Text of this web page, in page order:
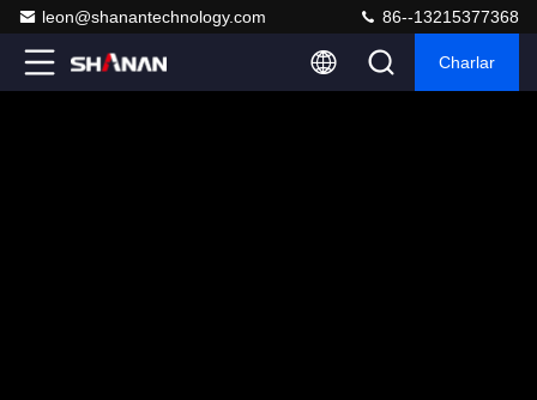
leon@shanantechnology.com 86--13215377368
Charlar